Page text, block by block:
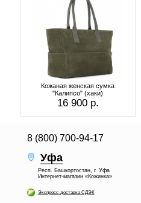
Кожаная женская сумка
"Калипсо" (хаки)
16 900 р.
8 (800) 700-94-17
Уфа
Респ. Башкортостан, г. Уфа
Интернет-магазин «Кожинка»
Экспресс-доставка СДЭК